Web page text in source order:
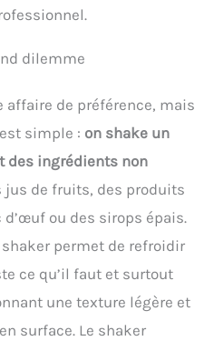
dilemme
affaire de préférence, mais
simple : on shake un
des ingrédients non
jus de fruits, des produits
ou des sirops épais.
permet de refroidir
ce qu’il faut et surtout
une texture légère et
surface. Le shaker